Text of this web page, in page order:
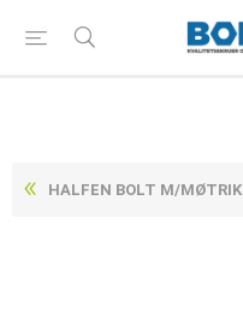
HALFEN BOLT M/MØTRIK VARMFORZINKET STÅL KL. 4.6 HS 72/48 M20X75 (20 STK)